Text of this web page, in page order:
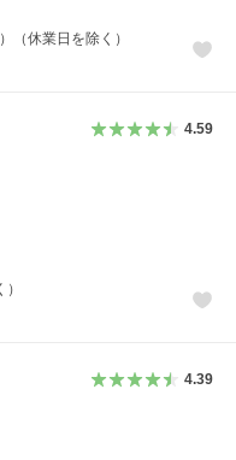
（休業日を除く）
4.59
4.39